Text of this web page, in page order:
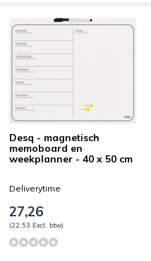
Desq - magnetisch
memoboard en
weekplanner - 40 x 50 cm
Deliverytime
27,26
(22,53 Excl. btw)